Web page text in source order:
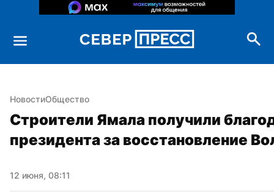
НовостиОбщество
Строители Ямала получили
президента за восстановление
12 июня, 08:11